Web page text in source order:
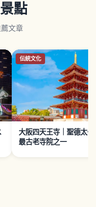
點
文章
伝統文化
大阪四天王寺｜聖德太子
最古老寺院之一